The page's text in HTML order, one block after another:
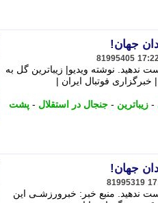
جهان!
81995405
ندهید. نوشته ویدیو| زیباترین گل به
فوتبال ایران |
- زیباترین - جنجال در استقلال - پشت
جهان!
81995319
ندهید. منبع خبر: خبرورزشـی این